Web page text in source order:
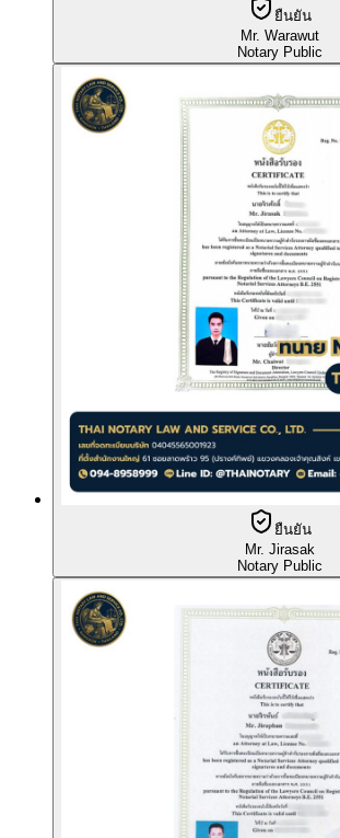
ยืนยัน
Mr. Warawut
Notary Public
ยืนยัน
Mr. Jirasak
Notary Public